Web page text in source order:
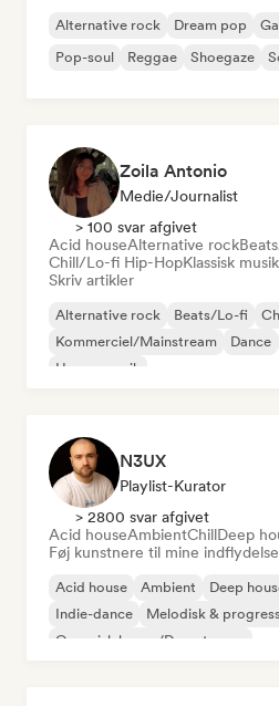
Alternative rock Dream pop
Pop-soul
Reggae Shoegaze
Zoila Antonio
Medie/journalist
> 100 svar afgivet
Acid houseAlternative rock
Chill/Lo-fi Hip-HopKlassisk musik
Skriv artikler
Alternative rock Beats/Lo-fi
Kommerciel/Mainstream
Dance
House-musik
N3UX
Playlist-Kurator
> 2800 svar afgivet
Acid houseAmbientChillDeep
Føj kunstnere til mine
Acid house Ambient Deep
Indie-dance
Melodisk &
Organisk house/Downtempo